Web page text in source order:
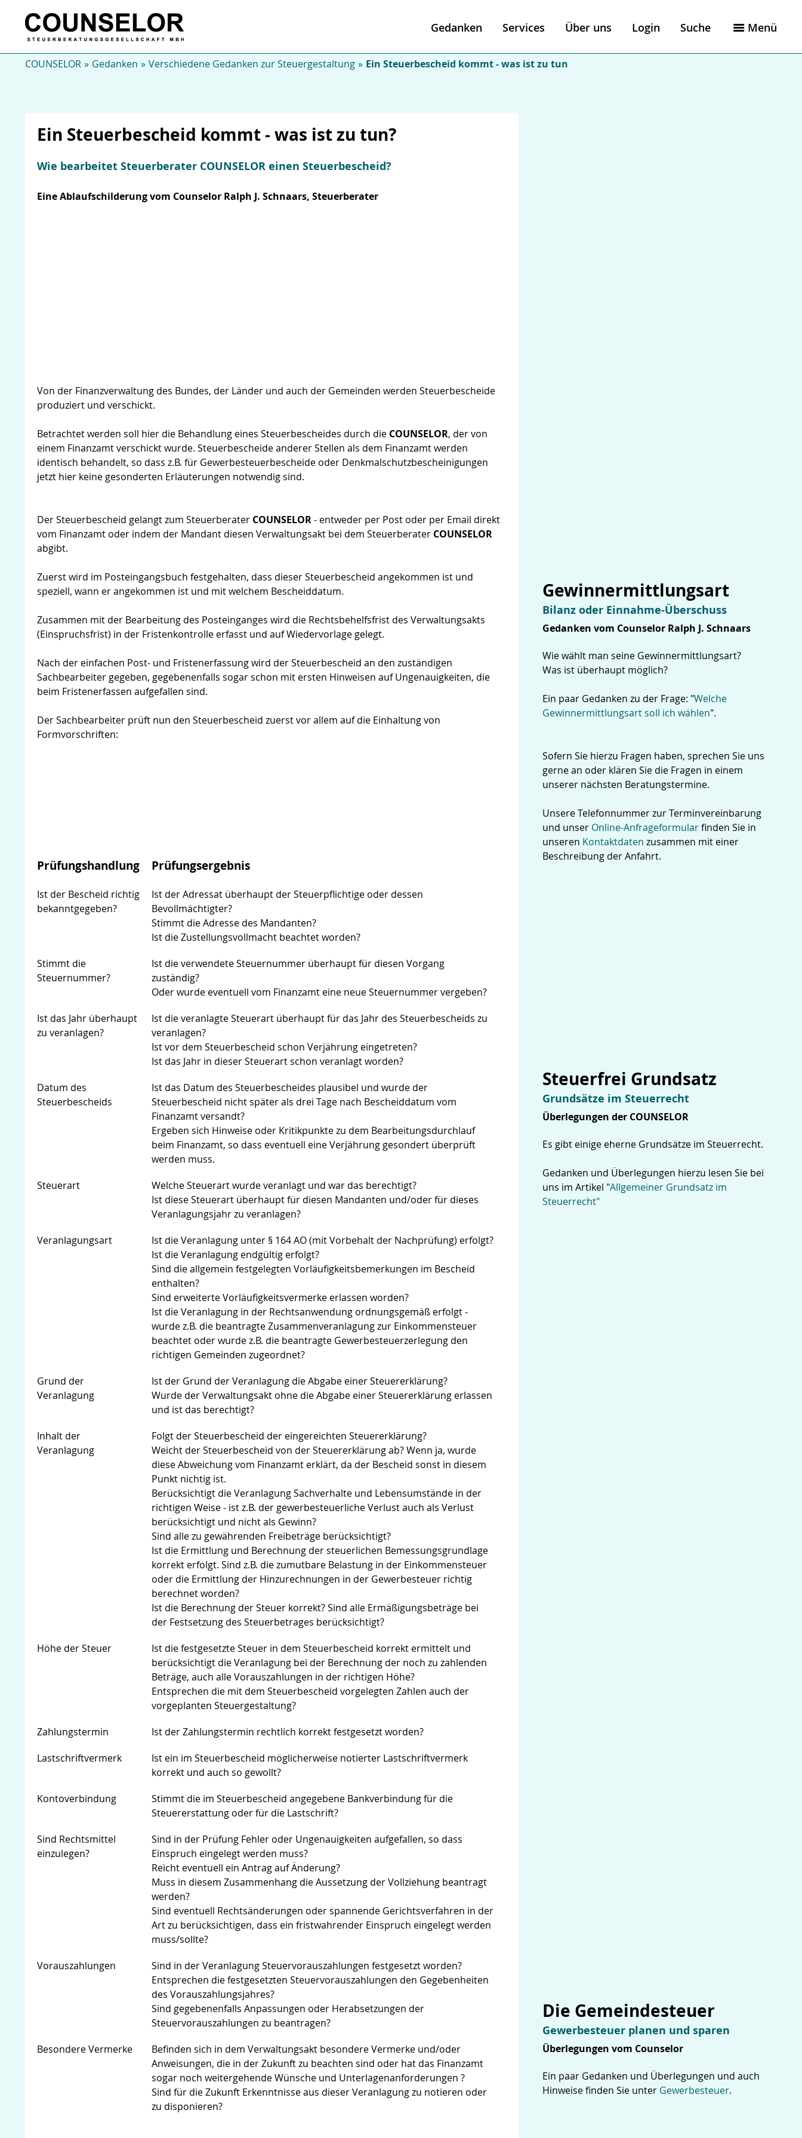
Gedanken Services Über uns Login Suche Menü
COUNSELOR Gedanken Verschiedene Gedanken zur Steuergestaltung Ein Steuerbescheid kommt - was ist zu tun
Ein Steuerbescheid kommt - was ist zu tun?
Wie bearbeitet Steuerberater COUNSELOR einen Steuerbescheid?
Eine Ablaufschilderung vom Counselor Ralph J. Schnaars, Steuerberater
Von der Finanzverwaltung des Bundes, der Länder und auch der Gemeinden werden Steuerbescheide
produziert und verschickt.
Betrachtet werden soll hier die Behandlung eines Steuerbescheides durch die COUNSELOR, der von
einem Finanzamt verschickt wurde. Steuerbescheide anderer Stellen als dem Finanzamt werden
identisch behandelt, so dass z.B. für Gewerbesteuerbescheide oder Denkmalschutzbescheinigungen
jetzt hier keine gesonderten Erläuterungen notwendig sind.
Der Steuerbescheid gelangt zum Steuerberater COUNSELOR- entweder per Post oder per Email direkt
vom Finanzamt oder indem der Mandant diesen Verwaltungsakt bei dem Steuerberater COUNSELOR
abgibt.
Zuerst wird im Posteingangsbuch festgehalten, dass dieser Steuerbescheid angekommen ist und
speziell, wann er angekommen ist und mit welchem Bescheiddatum.
Zusammen mit der Bearbeitung des Posteinganges wird die Rechtsbehelfsfrist des Verwaltungsakts
(Einspruchsfrist) in der Fristenkontrolle erfasst und auf Wiedervorlage gelegt.
Nach der einfachen Post- und Fristenerfassung wird der Steuerbescheid an den zuständigen
Sachbearbeiter gegeben, gegebenenfalls sogar schon mit ersten Hinweisen auf Ungenauigkeiten, die
beim Fristenerfassen aufgefallen sind.
Der Sachbearbeiter prüft nun den Steuerbescheid zuerst vor allem auf die Einhaltung von
Formvorschriften:
Prüfungshandlung Prüfungsergebnis
Ist der Bescheid richtig
bekanntgegeben?
Ist der Adressat überhaupt der Steuerpflichtige oder dessen
Bevollmächtigter?
Stimmt die Adresse des Mandanten?
Ist die Zustellungsvollmacht beachtet worden?
Stimmt die
Steuernummer?
Ist die verwendete Steuernummer überhaupt für diesen Vorgang
zuständig?
Oder wurde eventuell vom Finanzamt eine neue Steuernummer vergeben?
Ist das Jahr überhaupt
zu veranlagen?
Ist die veranlagte Steuerart überhaupt für das Jahr des Steuerbescheids zu
veranlagen?
Ist vor dem Steuerbescheid schon Verjährung eingetreten?
Ist das Jahr in dieser Steuerart schon veranlagt worden?
Datum des
Steuerbescheids
Ist das Datum des Steuerbescheides plausibel und wurde der
Steuerbescheid nicht später als drei Tage nach Bescheiddatum vom
Finanzamt versandt?
Ergeben sich Hinweise oder Kritikpunkte zu dem Bearbeitungsdurchlauf
beim Finanzamt, so dass eventuell eine Verjährung gesondert überprüft
werden muss.
Steuerart
Welche Steuerart wurde veranlagt und war das berechtigt?
Ist diese Steuerart überhaupt für diesen Mandanten und/oder für dieses
Veranlagungsjahr zu veranlagen?
Veranlagungsart
Ist die Veranlagung unter § 164 AO (mit Vorbehalt der Nachprüfung) erfolgt?
Ist die Veranlagung endgültig erfolgt?
Sind die allgemein festgelegten Vorläufigkeitsbemerkungen im Bescheid
enthalten?
Sind erweiterte Vorläufigkeitsvermerke erlassen worden?
Ist die Veranlagung in der Rechtsanwendung ordnungsgemäß erfolgt -
wurde z.B. die beantragte Zusammenveranlagung zur Einkommensteuer
beachtet oder wurde z.B. die beantragte Gewerbesteuerzerlegung den
richtigen Gemeinden zugeordnet?
Grund der
Veranlagung
Ist der Grund der Veranlagung die Abgabe einer Steuererklärung?
Wurde der Verwaltungsakt ohne die Abgabe einer Steuererklärung erlassen
und ist das berechtigt?
Inhalt der
Veranlagung
Folgt der Steuerbescheid der eingereichten Steuererklärung?
Weicht der Steuerbescheid von der Steuererklärung ab? Wenn ja, wurde
diese Abweichung vom Finanzamt erklärt, da der Bescheid sonst in diesem
Punkt nichtig ist.
Berücksichtigt die Veranlagung Sachverhalte und Lebensumstände in der
richtigen Weise - ist z.B. der gewerbesteuerliche Verlust auch als Verlust
berücksichtigt und nicht als Gewinn?
Sind alle zu gewährenden Freibeträge berücksichtigt?
Ist die Ermittlung und Berechnung der steuerlichen Bemessungsgrundlage
korrekt erfolgt. Sind z.B. die zumutbare Belastung in der Einkommensteuer
oder die Ermittlung der Hinzurechnungen in der Gewerbesteuer richtig
berechnet worden?
Ist die Berechnung der Steuer korrekt? Sind alle Ermäßigungsbeträge bei
der Festsetzung des Steuerbetrages berücksichtigt?
Höhe der Steuer
Ist die festgesetzte Steuer in dem Steuerbescheid korrekt ermittelt und
berücksichtigt die Veranlagung bei der Berechnung der noch zu zahlenden
Beträge, auch alle Vorauszahlungen in der richtigen Höhe?
Entsprechen die mit dem Steuerbescheid vorgelegten Zahlen auch der
vorgeplanten Steuergestaltung?
Zahlungstermin
Ist der Zahlungstermin rechtlich korrekt festgesetzt worden?
Lastschriftvermerk
Ist ein im Steuerbescheid möglicherweise notierter Lastschriftvermerk
korrekt und auch so gewollt?
Kontoverbindung
Stimmt die im Steuerbescheid angegebene Bankverbindung für die
Steuererstattung oder für die Lastschrift?
Sind Rechtsmittel
einzulegen?
Sind in der Prüfung Fehler oder Ungenauigkeiten aufgefallen, so dass
Einspruch eingelegt werden muss?
Reicht eventuell ein Antrag auf Änderung?
Muss in diesem Zusammenhang die Aussetzung der Vollziehung beantragt
werden?
Sind eventuell Rechtsänderungen oder spannende Gerichtsverfahren in der
Art zu berücksichtigen, dass ein fristwahrender Einspruch eingelegt werden
muss/sollte?
Vorauszahlungen
Sind in der Veranlagung Steuervorauszahlungen festgesetzt worden?
Entsprechen die festgesetzten Steuervorauszahlungen den Gegebenheiten
des Vorauszahlungsjahres?
Sind gegebenenfalls Anpassungen oder Herabsetzungen der
Steuervorauszahlungen zu beantragen?
Besondere Vermerke
Befinden sich in dem Verwaltungsakt besondere Vermerke und/oder
Anweisungen, die in der Zukunft zu beachten sind oder hat das Finanzamt
sogar noch weitergehende Wünsche und Unterlagenanforderungen ?
Sind für die Zukunft Erkenntnisse aus dieser Veranlagung zu notieren oder
zu disponieren?
Gewinnermittlungsart
Bilanz oder Einnahme-Überschuss
Gedanken vom Counselor Ralph J. Schnaars
Wie wählt man seine Gewinnermittlungsart?
Was ist überhaupt möglich?
Ein paar Gedanken zu der Frage: "Welche
Gewinnermittlungsart soll ich wählen".
Sofern Sie hierzu Fragen haben, sprechen Sie uns
gerne an oder klären Sie die Fragen in einem
unserer nächsten Beratungstermine.
Unsere Telefonnummer zur Terminvereinbarung
und unser Online-Anfrageformularfinden Sie in
unseren Kontaktdaten zusammen mit einer
Beschreibung der Anfahrt.
Steuerfrei Grundsatz
Grundsätze im Steuerrecht
Überlegungen der COUNSELOR
Es gibt einige eherne Grundsätze im Steuerrecht.
Gedanken und Überlegungen hierzu lesen Sie bei
uns im Artikel "Allgemeiner Grundsatz im
Steuerrecht"
Die Gemeindesteuer
Gewerbesteuer planen und sparen
Überlegungen vom Counselor
Ein paar Gedanken und Überlegungen und auch
Hinweise finden Sie unter Gewerbesteuer.